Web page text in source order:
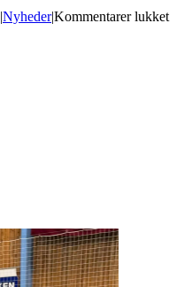
|Nyheder|Kommentarer lukkettil